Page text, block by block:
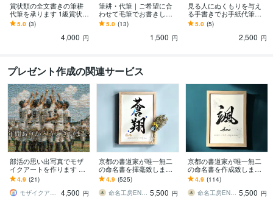
賞状類の全文書きの筆耕
代筆を承ります 1級賞状技
法士の筆文字で大切な瞬
間に彩りを添えます。
5.0 (3)
4,000 円
筆耕・代筆｜ご希望に合
わせて毛筆でお書きしま
す 手書きだからこそ伝わ
る想いがあります
5.0 (13)
1,500 円
見る人にぬくもりを与え
る手書きでお手紙代筆し
ます 書道歴25年以上・1
級賞状技法士が毛筆で対
5.0 (5)
2,500 円
プレゼント作成の関連サービス
部活の思い出写真でモザ
イクアートを作ります 卒
団・引退・卒業記念に｜
印刷・額縁対応
4.9 (21)
モザイクアート専門店
4,500 円
京都の書道家が唯一無二
の命名書を揮毫致します
(A4サイズ 額縁付き) 水彩
デザイン ギフト お七夜
4.9 (525)
命名工房ENMUSUBI 5,500 円
京都の書道家が唯一無二
の命名書を作成致します
(B5サイズ 額縁付き) お七
夜 出産祝い ギフト お宮参
り
4.9 (114)
命名工房ENMUSUBI 5,500 円